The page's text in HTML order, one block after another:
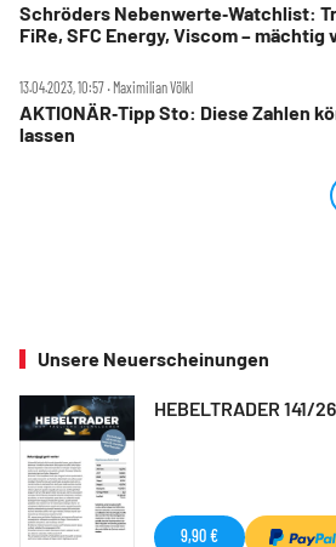
Schröders Nebenwerte‑Watchlist:
FiRe, SFC Energy, Viscom – mächtig
13.04.2023, 10:57 ‧ Maximilian Völkl
AKTIONÄR‑Tipp Sto: Diese Zahlen
lassen
Unsere Neuerscheinungen
HEBELTRADER 141/26
9,90 €